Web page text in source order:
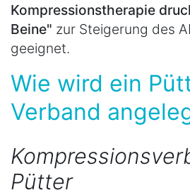
Kompressionstherapie
Beine" zur Steigerung des
geeignet.
Wie wird ein
Verband
Pütter